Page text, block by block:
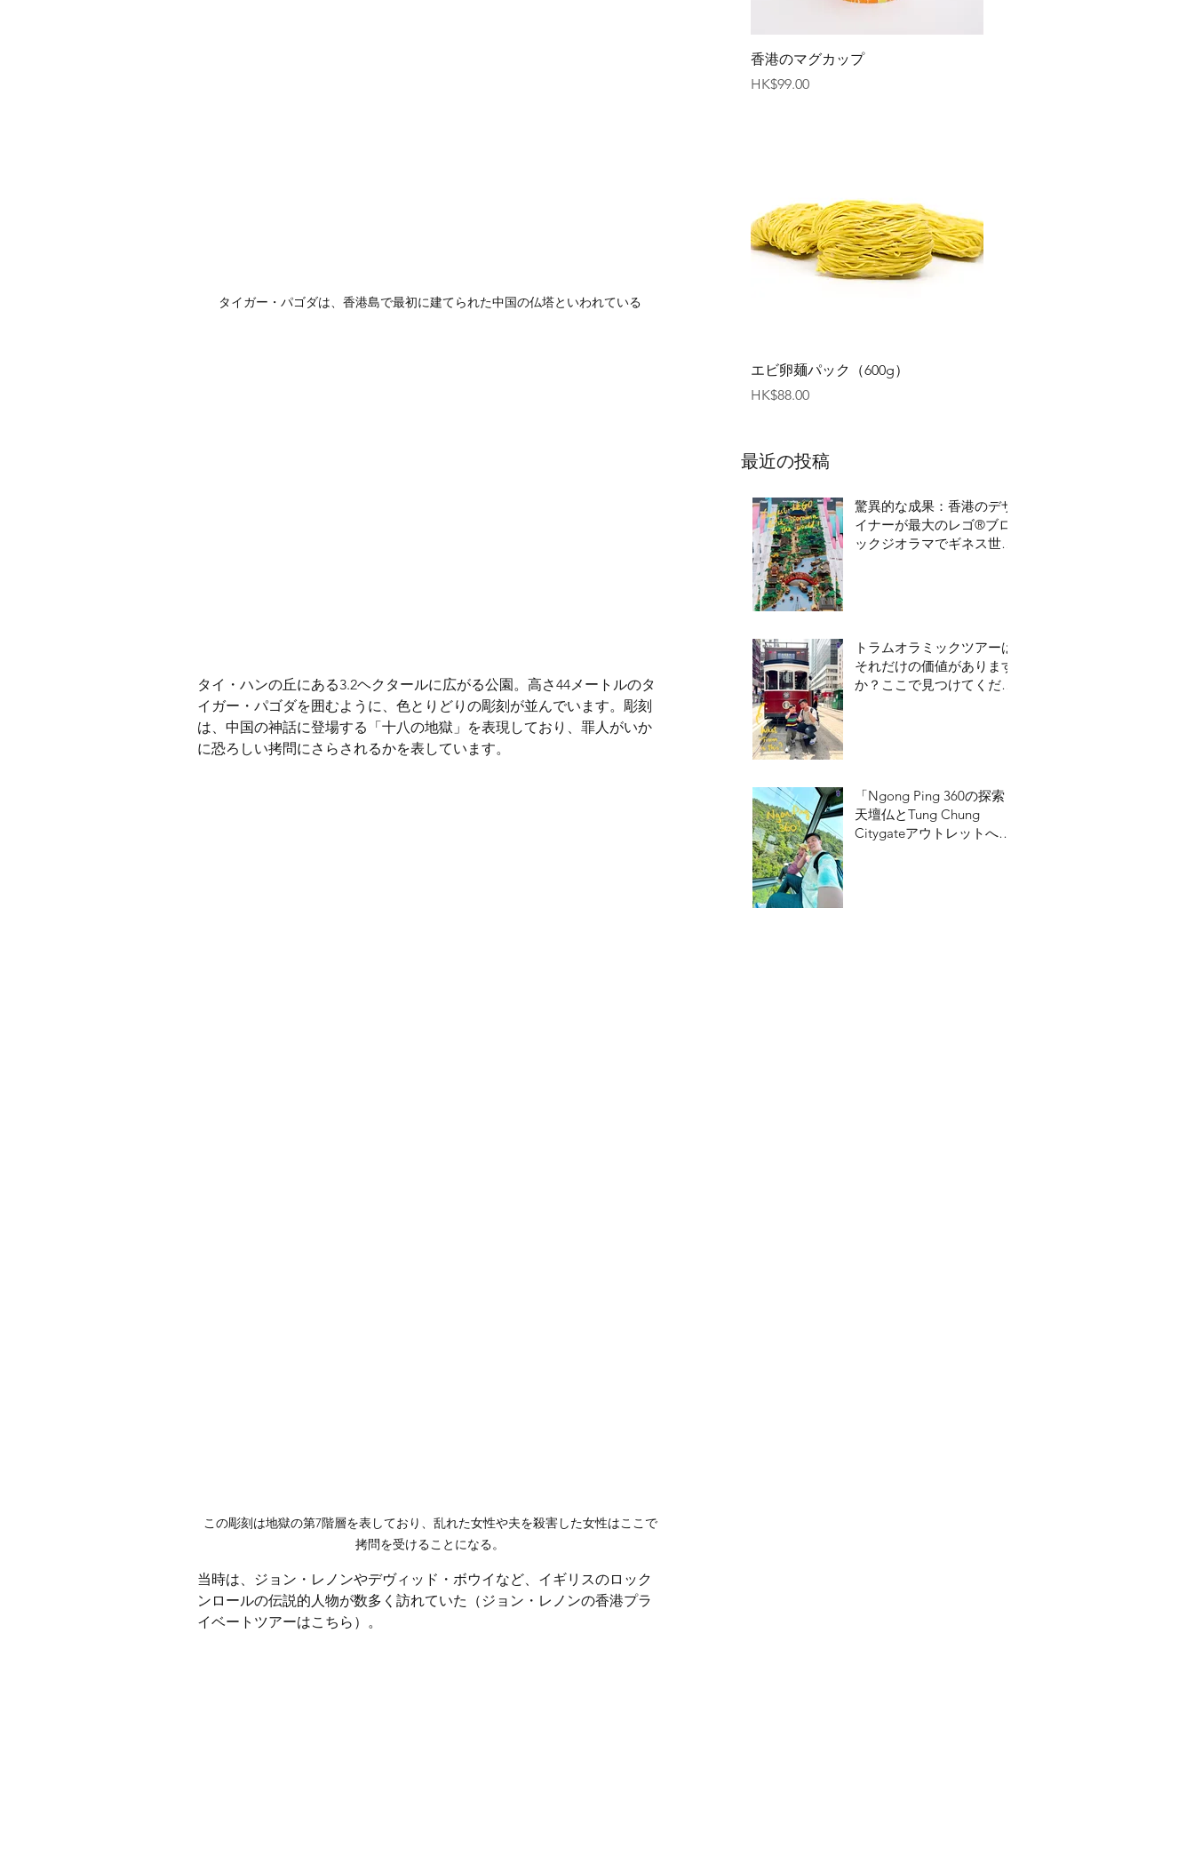
クイックビュー
香港のマグカップ
価格
HK$99.00
クイックビュー
エビ卵麺パック（600g）
価格
HK$88.00
最近の投稿
驚異的な成果：香港のデザ
イナーが最大のレゴ®ブロ
ックジオラマでギネス世界
トラムオラミックツアーは
それだけの価値があります
か？ここで見つけてくださ
「Ngong Ping 360の探索：
天壇仏とTung Chung
Citygateアウトレットへの
タイガー・パゴダは、香港島で最初に建てられた中国の仏塔といわれている
タイ・ハンの丘にある3.2ヘクタールに広がる公園。高さ44メートルのタ
イガー・パゴダを囲むように、色とりどりの彫刻が並んでいます。彫刻
は、中国の神話に登場する「十八の地獄」を表現しており、罪人がいか
に恐ろしい拷問にさらされるかを表しています。
この彫刻は地獄の第7階層を表しており、乱れた女性や夫を殺害した女性はここで
拷問を受けることになる。
当時は、ジョン・レノンやデヴィッド・ボウイなど、イギリスのロック
ンロールの伝説的人物が数多く訪れていた（ジョン・レノンの香港プラ
イベートツアーはこちら）。